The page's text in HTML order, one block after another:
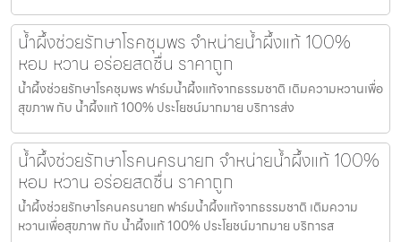
น้ำผึ้งช่วยรักษาโรคชุมพร จำหน่ายน้ำผึ้งแท้ 100%
หอม หวาน อร่อยสดชื่น ราคาถูก
น้ำผึ้งช่วยรักษาโรคชุมพร ฟาร์มน้ำผึ้งแท้จากธรรมชาติ เติมความหวานเพื่อ
สุขภาพ กับ น้ำผึ้งแท้ 100% ประโยชน์มากมาย บริการส่ง
น้ำผึ้งช่วยรักษาโรคนครนายก จำหน่ายน้ำผึ้งแท้ 100%
หอม หวาน อร่อยสดชื่น ราคาถูก
น้ำผึ้งช่วยรักษาโรคนครนายก ฟาร์มน้ำผึ้งแท้จากธรรมชาติ เติมความ
หวานเพื่อสุขภาพ กับ น้ำผึ้งแท้ 100% ประโยชน์มากมาย บริการส